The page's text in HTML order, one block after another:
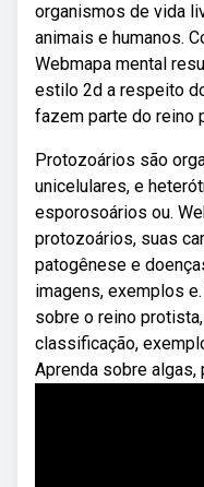
organismos de vida
animais e humanos.
Webmapa mental
estilo 2d a respeito
fazem parte do reino
Protozoários são
unicelulares, e
esporosoários ou.
protozoários, suas
patogênese e
imagens, exemplos
sobre o reino
classificação,
Aprenda sobre algas,